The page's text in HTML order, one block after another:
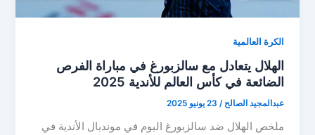
الكرة العالمية
الهلال يتعادل مع سالزبورغ في مباراة الفرص
الضائعة في كأس العالم للأندية 2025
عبدالمجيد الصالح/ 23 يونيو 2025
ملخص الهلال ضد سالزبورغ اليوم في مونديال الأندية في